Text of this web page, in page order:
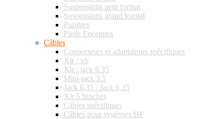
Suspensions petit format
Suspensions grand format
Pupitres
Pieds Enceintes
Câbles
Connecteurs et adaptateurs spécifiques
Xlr / xlr
Xlr / jack 6.35
Mini-jack 3.5
Jack 6,35 / Jack 6,35
Xlr 5 broches
Câbles spécifiques
Câbles pour systèmes HF